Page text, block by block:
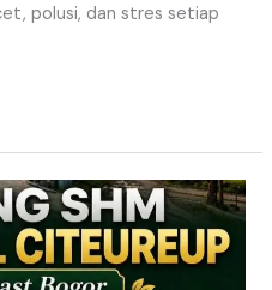
polusi, dan stres setiap